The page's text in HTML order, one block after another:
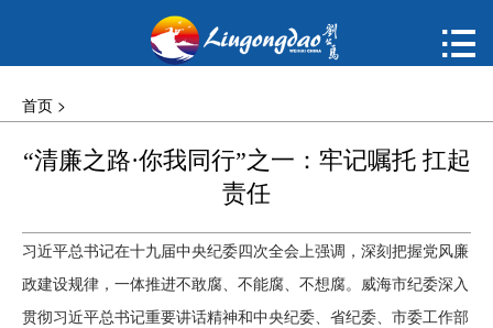
指南
建议

首页 >
“清廉之路·你我同行”之一：牢记嘱托 扛起
责任
习近平总书记在十九届中央纪委四次全会上强调，深刻把握党风廉
政建设规律，一体推进不敢腐、不能腐、不想腐。威海市纪委深入
贯彻习近平总书记重要讲话精神和中央纪委、省纪委、市委工作部